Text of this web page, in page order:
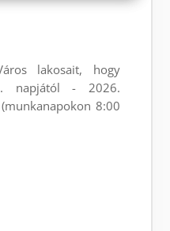
lakosait, hogy
napjától - 2026.
8:00